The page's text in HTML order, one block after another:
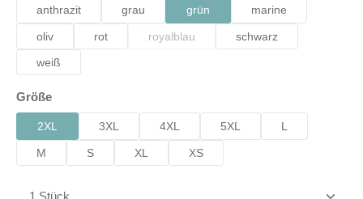
anthrazit grau grün marine
oliv rot royalblau
schwarz
weiß
Größeauswählen
2XL 3XL 4XL 5XL L
M S XL XS
Produkt Anzahl: Gib den gewünschten Wert ein